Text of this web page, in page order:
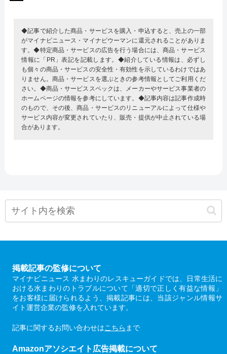
◆記事で紹介した商品・サービスを購入・申込すると、売上の一部
がマイナビニュース・マイナビウーマンに還元されることがありま
す。◆特定商品・サービスの広告を行う場合には、商品・サービス
情報に「PR」表記を記載します。◆紹介している情報は、必ずし
も個々の商品・サービスの安全性・有効性を示しているわけではあ
りません。商品・サービスを選ぶときの参考情報としてご利用くだ
さい。◆商品・サービススペックは、メーカーやサービス事業者の
ホームページの情報を参考にしています。◆記事内容は記事作成時
のもので、その後、商品・サービスのリニューアルによって仕様や
サービス内容が変更されていたり、販売・提供が中止されている場
合があります。
掲載記事の監修について
マイナビニュース 水まわりのレスキューガイドでは、日常生活に
おける水まわりのトラブルについて「適切で正しく有益な情報」
をお客様に届けられるよう、掲載記事には、当該ジャンル情報サ
イト運営企業の監修を入れています。
記事に関するお問い合わせはこちら まで
Amazonアソシエイト広告掲載について